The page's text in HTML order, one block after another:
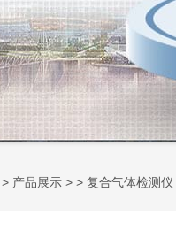
> 产品展示 > > 复合气体检测仪